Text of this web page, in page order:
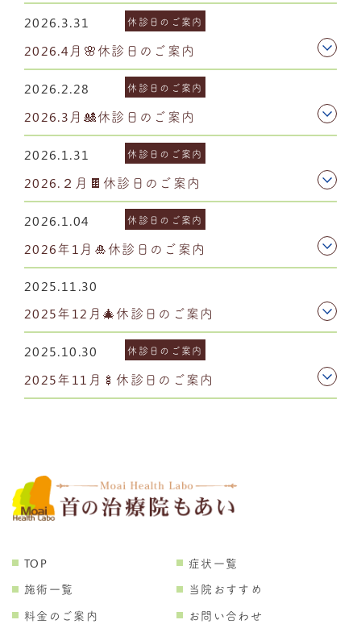
2026.3.31 休診日のご案内
2026.4月🌸休診日のご案内
2026.2.28 休診日のご案内
2026.3月🎎休診日のご案内
2026.1.31 休診日のご案内
2026.２月🍫休診日のご案内
2026.1.04 休診日のご案内
2026年1月🎍休診日のご案内
2025.11.30
2025年12月🎄休診日のご案内
2025.10.30 休診日のご案内
2025年11月🍢休診日のご案内
TOP
症状一覧
施術一覧
当院おすすめ
料金のご案内
お問い合わせ